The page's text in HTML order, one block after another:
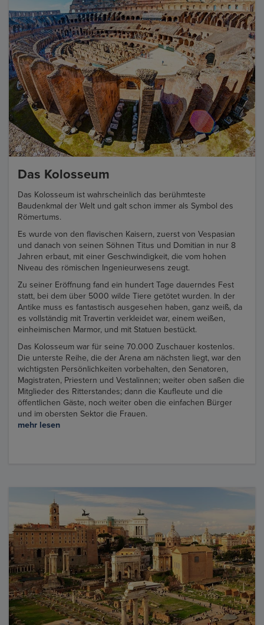
Das Kolosseum
Das Kolosseum ist wahrscheinlich das berühmteste
Baudenkmal der Welt und galt schon immer als Symbol des
Römertums.
Es wurde von den flavischen Kaisern, zuerst von Vespasian
und danach von seinen Söhnen Titus und Domitian in nur 8
Jahren erbaut, mit einer Geschwindigkeit, die vom hohen
Niveau des römischen Ingenieurwesens zeugt.
Zu seiner Eröffnung fand ein hundert Tage dauerndes Fest
statt, bei dem über 5000 wilde Tiere getötet wurden. In der
Antike muss es fantastisch ausgesehen haben, ganz weiß, da
es vollständig mit Travertin verkleidet war, einem weißen,
einheimischen Marmor, und mit Statuen bestückt.
Das Kolosseum war für seine 70.000 Zuschauer kostenlos.
Die unterste Reihe, die der Arena am nächsten liegt, war den
wichtigsten Persönlichkeiten vorbehalten, den Senatoren,
Magistraten, Priestern und Vestalinnen; weiter oben saßen die
Mitglieder des Ritterstandes; dann die Kaufleute und die
öffentlichen Gäste, noch weiter oben die einfachen Bürger
und im obersten Sektor die Frauen.
mehr lesen